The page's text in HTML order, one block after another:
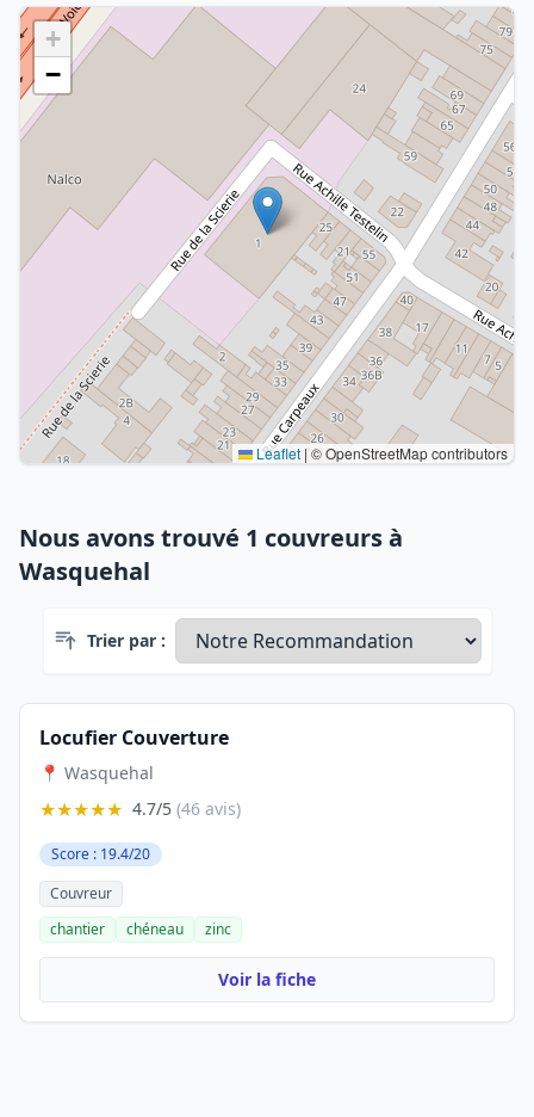
+
−
Leaflet |© OpenStreetMap contributors
Nous avons trouvé 1 couvreurs à
Wasquehal
Trier par :
Locufier Couverture
📍 Wasquehal
★★★★★ 4.7/5 (46 avis)
Score : 19.4/20
Couvreur
chantier
chéneau zinc
Voir la fiche